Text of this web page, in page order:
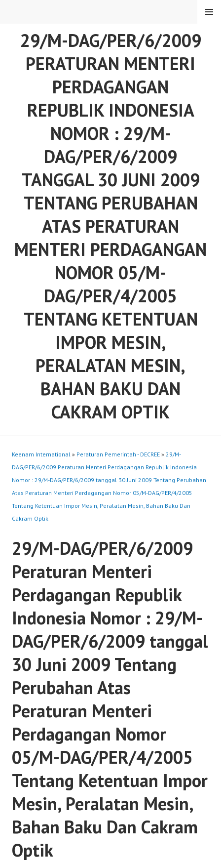
29/M-DAG/PER/6/2009
PERATURAN MENTERI
PERDAGANGAN
REPUBLIK INDONESIA
NOMOR : 29/M-
DAG/PER/6/2009
TANGGAL 30 JUNI 2009
TENTANG PERUBAHAN
ATAS PERATURAN
MENTERI PERDAGANGAN
NOMOR 05/M-
DAG/PER/4/2005
TENTANG KETENTUAN
IMPOR MESIN,
PERALATAN MESIN,
BAHAN BAKU DAN
CAKRAM OPTIK
MENU
Keenam International » Peraturan Pemerintah - DECREE » 29/M-
DAG/PER/6/2009 Peraturan Menteri Perdagangan Republik Indonesia
Nomor : 29/M-DAG/PER/6/2009 tanggal 30 Juni 2009 Tentang Perubahan
Atas Peraturan Menteri Perdagangan Nomor 05/M-DAG/PER/4/2005
Tentang Ketentuan Impor Mesin, Peralatan Mesin, Bahan Baku Dan
Cakram Optik
29/M-DAG/PER/6/2009
Peraturan Menteri
Perdagangan Republik
Indonesia Nomor : 29/M-
DAG/PER/6/2009 tanggal
30 Juni 2009 Tentang
Perubahan Atas
Peraturan Menteri
Perdagangan Nomor
05/M-DAG/PER/4/2005
Tentang Ketentuan Impor
Mesin, Peralatan Mesin,
Bahan Baku Dan Cakram
Optik